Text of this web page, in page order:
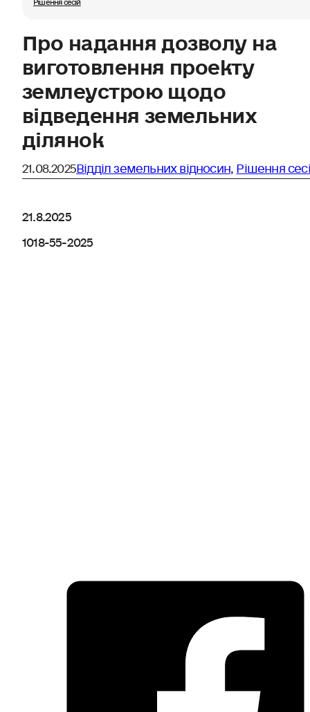
Про надання дозволу на
виготовлення проекту
землеустрою щодо
відведення земельних
ділянок
21.08.2025Відділ земельних відносин Рішення
21.8.2025
1018-55-2025